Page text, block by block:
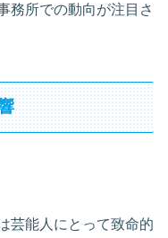
務所での動向が注目さ
芸能人にとって致命的